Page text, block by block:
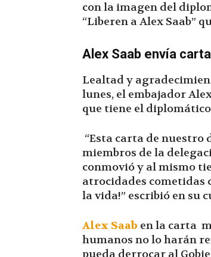
con la imagen del
“Liberen a Alex Saab”
Alex Saab envía
Lealtad y
lunes, el embajador
que tiene el
“Esta carta de nuestro
miembros de la
conmovió y al mismo
atrocidades cometidas
la vida!” escribió en su
Alex Saab en la carta
humanos no lo harán